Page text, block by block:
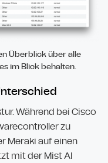
Überblick über alle
im Blick behalten.
Während bei Cisco
zu
Meraki auf einen
mit der Mist AI